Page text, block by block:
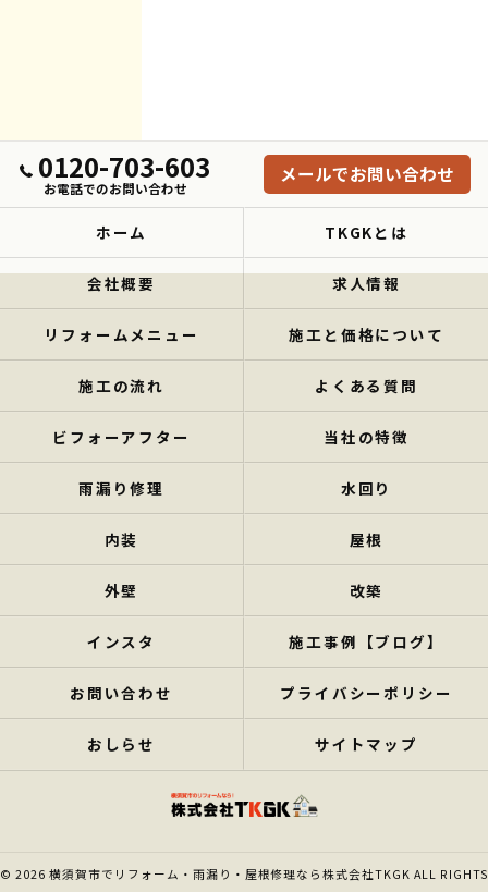
0120-703-603
お電話でのお問い合わせ
メールでお問い合わせ
ホーム TKGKとは
会社概要 求人情報
リフォームメニュー 施工と価格について
施工の流れ よくある質問
ビフォーアフター 当社の特徴
雨漏り修理 水回り
内装 屋根
外壁 改築
インスタ 施工事例【ブログ】
お問い合わせ プライバシーポリシー
おしらせ サイトマップ
© 2026 横須賀市でリフォーム・雨漏り・屋根修理なら株式会社TKGK ALL RIGHTS